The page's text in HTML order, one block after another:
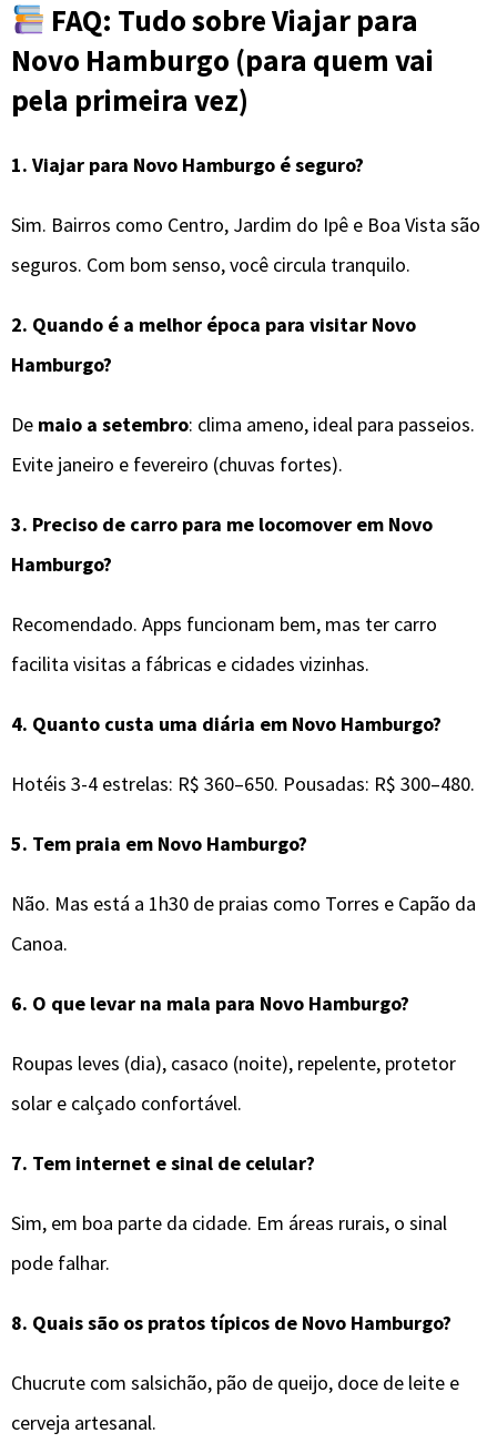
FAQ: Tudo sobre Viajar para
Novo Hamburgo (para quem vai
pela primeira vez)
1. Viajar para Novo Hamburgo é seguro?
Sim. Bairros como Centro, Jardim do Ipê e Boa Vista são
seguros. Com bom senso, você circula tranquilo.
2. Quando é a melhor época para visitar Novo
Hamburgo?
De maio a setembro: clima ameno, ideal para passeios.
Evite janeiro e fevereiro (chuvas fortes).
3. Preciso de carro para me locomover em Novo
Hamburgo?
Recomendado. Apps funcionam bem, mas ter carro
facilita visitas a fábricas e cidades vizinhas.
4. Quanto custa uma diária em Novo Hamburgo?
Hotéis 3-4 estrelas: R$ 360–650. Pousadas: R$ 300–480.
5. Tem praia em Novo Hamburgo?
Não. Mas está a 1h30 de praias como Torres e Capão da
Canoa.
6. O que levar na mala para Novo Hamburgo?
Roupas leves (dia), casaco (noite), repelente, protetor
solar e calçado confortável.
7. Tem internet e sinal de celular?
Sim, em boa parte da cidade. Em áreas rurais, o sinal
pode falhar.
8. Quais são os pratos típicos de Novo Hamburgo?
Chucrute com salsichão, pão de queijo, doce de leite e
cerveja artesanal.